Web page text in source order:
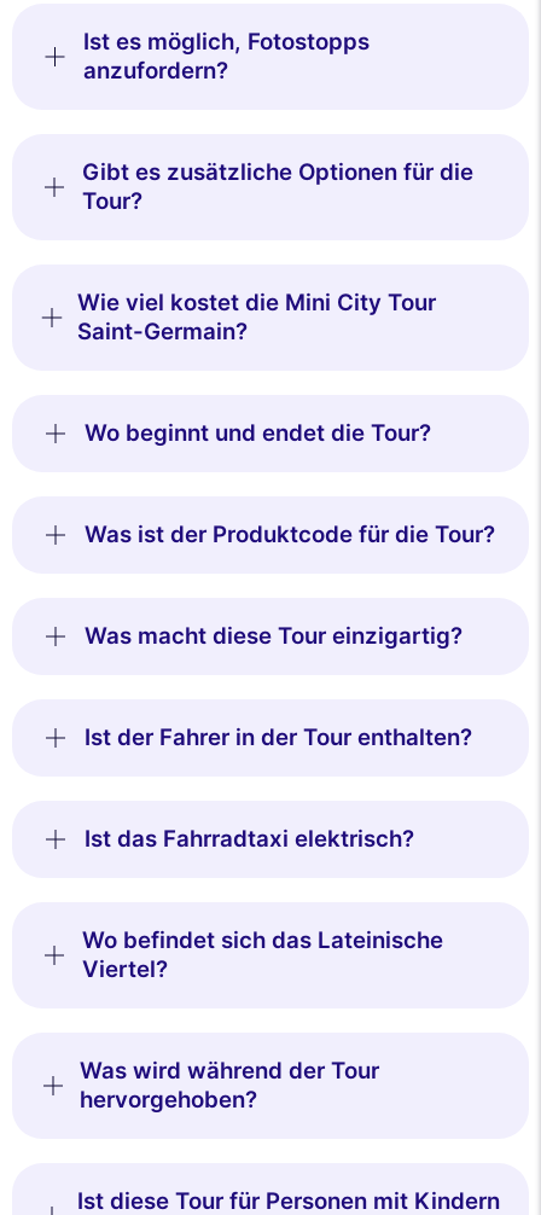
Ist es möglich, Fotostopps
anzufordern?
Gibt es zusätzliche Optionen für die
Tour?
Wie viel kostet die Mini City Tour
Saint-Germain?
Wo beginnt und endet die Tour?
Was ist der Produktcode für die Tour?
Was macht diese Tour einzigartig?
Ist der Fahrer in der Tour enthalten?
Ist das Fahrradtaxi elektrisch?
Wo befindet sich das Lateinische
Viertel?
Was wird während der Tour
hervorgehoben?
Ist diese Tour für Personen mit Kindern